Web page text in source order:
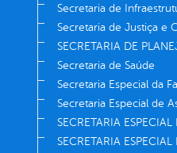
Secretaria de
Secretaria de Justiça e
SECRETARIA DE
Secretaria de Saúde
Secretaria Especial da
Secretaria Especial de
SECRETARIA
SECRETARIA ESPECIAL